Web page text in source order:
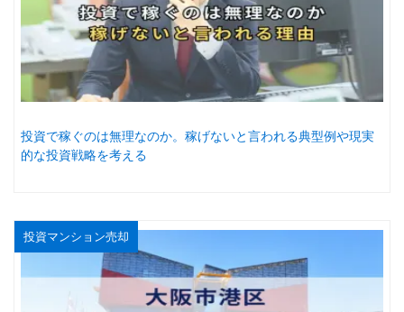
投資で稼ぐのは無理なのか。稼げないと言われる典型例や現実
的な投資戦略を考える
投資マンション売却